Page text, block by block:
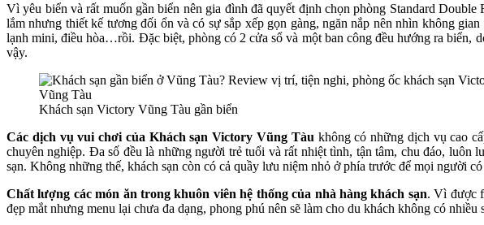
Vì yêu biển và rất muốn gần biển nên gia đình đã quyết định chọn phòng Standard
lắm nhưng thiết kế tương đối ổn và có sự sắp xếp gọn gàng, ngăn nắp nên nhìn không
lạnh mini, điều hòa…rồi. Đặc biệt, phòng có 2 cửa sổ và một ban công đều hướng ra biển,
vậy.
Khách sạn Victory Vũng Tàu gần biển
Các dịch vụ vui chơi của Khách sạn Victory Vũng Tàu không có những dịch vụ cao
chuyên nghiệp. Đa số đều là những người trẻ tuổi và rất nhiệt tình, tận tâm, chu đáo,
sạn. Không những thế, khách sạn còn có cả quầy lưu niệm nhỏ ở phía trước để mọi người
Chất lượng các món ăn trong khuôn viên hệ thống của nhà hàng khách sạn. Vì được
đẹp mắt nhưng menu lại chưa đa dạng, phong phú nên sẽ làm cho du khách không có nhiều